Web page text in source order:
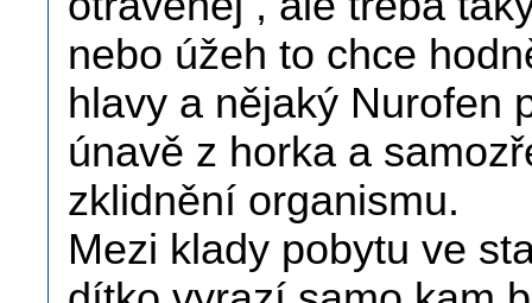
nebo úžeh to chce
hlavy a nějaký Nurofen
únavě z horka a
zklidnění organismu.
Mezi klady pobytu ve